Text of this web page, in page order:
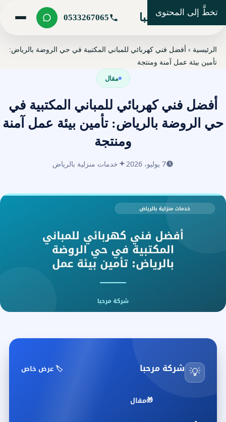
تخطَّ إلى المحتوى
شركة مرحبا 0533267065
الرئيسية ›أفضل فني كهربائي للمباني المكتبية في حي الروضة بالرياض:
تأمين بيئة عمل آمنة ومنتجة
مقال
أفضل فني كهربائي للمباني المكتبية في
حي الروضة بالرياض: تأمين بيئة عمل آمنة
ومنتجة
7 يوليو، 2026 خدمات منزلية بالرياض
💡 شركة مرحبا 🏷️ عرض خاص
🎁مقال